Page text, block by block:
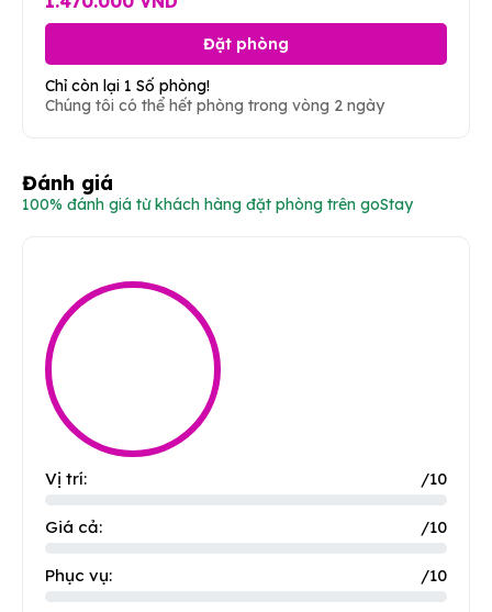
Đặt phòng
Chỉ còn lại 1 Số phòng!
Chúng tôi có thể hết phòng trong vòng 2 ngày
Đánh giá
100% đánh giá từ khách hàng đặt phòng trên goStay
Vị trí: /10
Giá cả: /10
Phục vụ: /10